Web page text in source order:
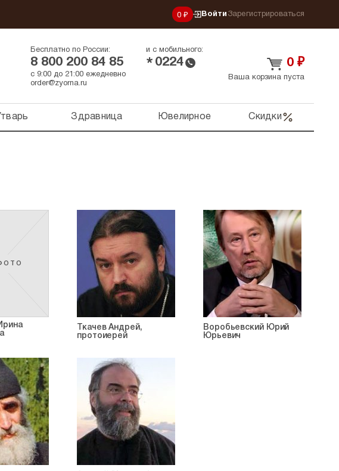
0 ₽ Войти Зарегистрироваться
Бесплатно по России:
8 800 200 84 85
и с мобильного:
* 0224
с 9:00 до 21:00 ежедневно
order@zyorna.ru
0 ₽
Ваша корзина пуста
Здравница Ювелирное Скидки
Ткачев Андрей,
протоиерей
Воробьевский Юрий
Юрьевич